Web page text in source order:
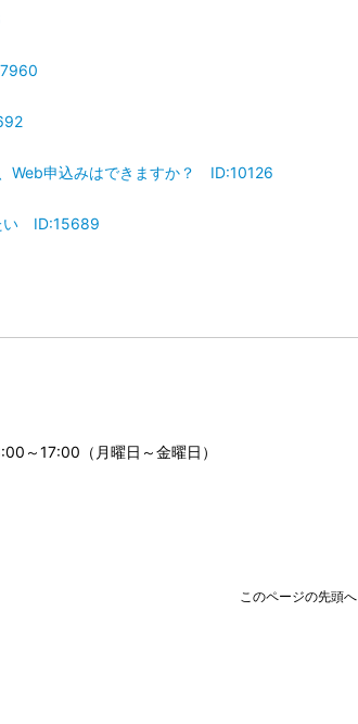
Web申込みはできますか？ ID:10126
い ID:15689
～17:00（月曜日～金曜日）
このページの先頭へ